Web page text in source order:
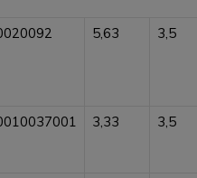
5,63 3,5
3,33 3,5